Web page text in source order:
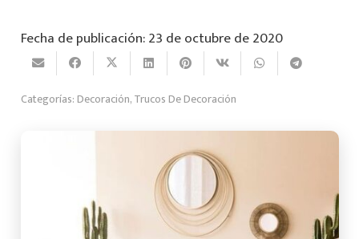
Fecha de publicación:23 de octubre de 2020
Categorías:Decoración,Trucos De Decoración